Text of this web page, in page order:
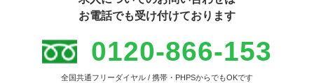
お電話でも受け付けております
0120-866-153
全国共通フリーダイヤル / 携帯・PHPSからでもOKです